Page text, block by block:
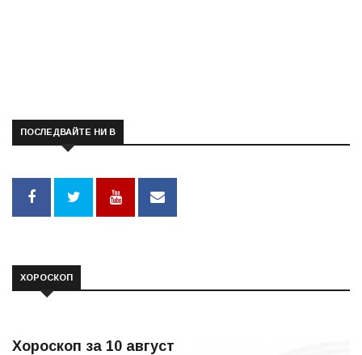
ПОСЛЕДВАЙТЕ НИ В
ХОРОСКОП
Хороскоп за 10 август